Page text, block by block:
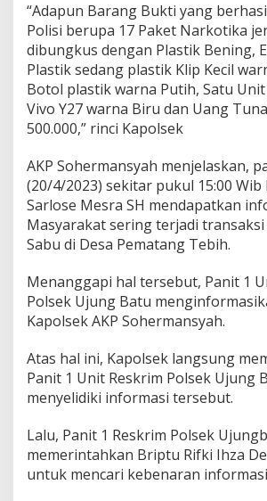
u
s
S
b
u
D
a
n
B
a
r
a
g
B
u
k
i
3
,
1
G
r
a
“Adapun Barang Bukti yang
Polisi berupa 17 Paket Narkotika
dibungkus dengan Plastik Bening,
Plastik sedang plastik Klip Kecil
Botol plastik warna Putih, Satu
Vivo Y27 warna Biru dan Uang
500.000,” rinci Kapolsek
AKP Sohermansyah menjelaskan,
(20/4/2023) sekitar pukul 15:00 Wib
Sarlose Mesra SH mendapatkan
Masyarakat sering terjadi
Sabu di Desa Pematang Tebih.
Menanggapi hal tersebut, Panit 1
Polsek Ujung Batu
Kapolsek AKP Sohermansyah.
Atas hal ini, Kapolsek langsung
Panit 1 Unit Reskrim Polsek Ujung
menyelidiki informasi tersebut.
Lalu, Panit 1 Reskrim Polsek
memerintahkan Briptu Rifki Ihza
untuk mencari kebenaran